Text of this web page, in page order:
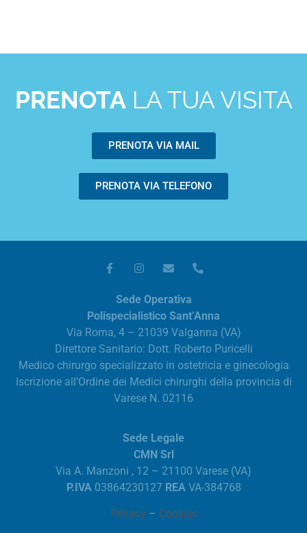
PRENOTALA TUA VISITA
PRENOTA VIA MAIL
PRENOTA VIA TELEFONO
Sede Operativa
Polispecialistico Sant’Anna
Via Roma, 4 – 21039 Valganna (VA)
Direttore Sanitario: Dott. Roberto Puricelli
Medico chirurgo specializzato in ostetricia e ginecologia
Iscrizione all’Ordine dei Medici chirurghi della provincia di
Varese N. 02116
Sede Legale
CMN Srl
Via A. Manzoni , 12 – 21100 Varese (VA)
P.IVA03864230127 REA VA-384768
Privacy – Cookies